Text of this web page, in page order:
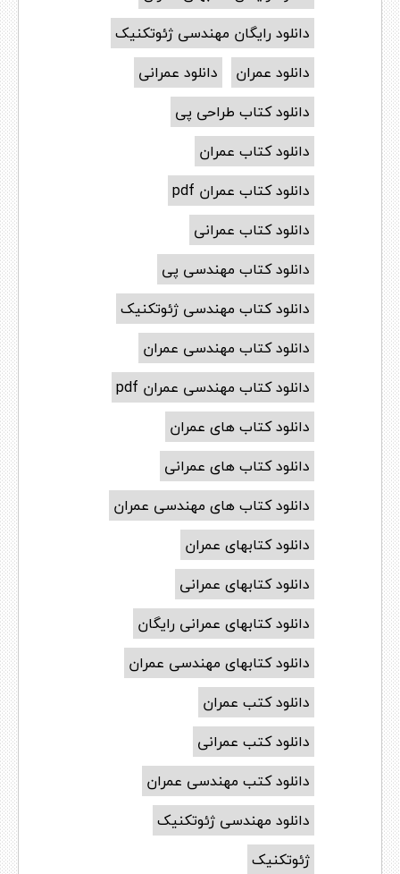
دانلود رایگان مهندسی ژئوتکنیک
دانلود عمران
دانلود عمرانی
دانلود کتاب طراحی پی
دانلود کتاب عمران
دانلود کتاب عمران pdf
دانلود کتاب عمرانی
دانلود کتاب مهندسی پی
دانلود کتاب مهندسی ژئوتکنیک
دانلود کتاب مهندسی عمران
دانلود کتاب مهندسی عمران pdf
دانلود کتاب های عمران
دانلود کتاب های عمرانی
دانلود کتاب های مهندسی عمران
دانلود کتابهای عمران
دانلود کتابهای عمرانی
دانلود کتابهای عمرانی رایگان
دانلود کتابهای مهندسی عمران
دانلود کتب عمران
دانلود کتب عمرانی
دانلود کتب مهندسی عمران
دانلود مهندسی ژئوتکنیک
ژئوتکنیک